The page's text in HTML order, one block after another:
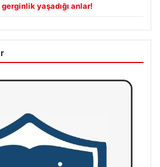
gerginlik yaşadığı anlar!